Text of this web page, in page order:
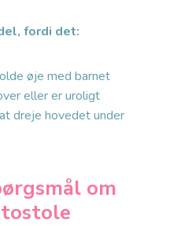
fordi det:
øje med barnet
eller er uroligt
dreje hovedet under
om